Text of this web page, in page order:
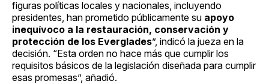
figuras políticas locales y nacionales, incluyendo
presidentes, han prometido públicamente su apoyo
inequívoco a la restauración, conservación y
protección de los Everglades”, indicó la jueza en la
decisión. “Esta orden no hace más que cumplir los
requisitos básicos de la legislación diseñada para cumplir
esas promesas”, añadió.